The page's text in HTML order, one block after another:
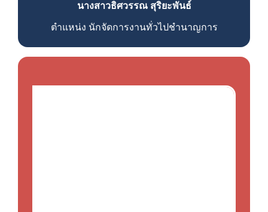
นางสาวธิศวรรณ สุริยะพันธ์
ตำแหน่ง นักจัดการงานทั่วไปชำนาญการ